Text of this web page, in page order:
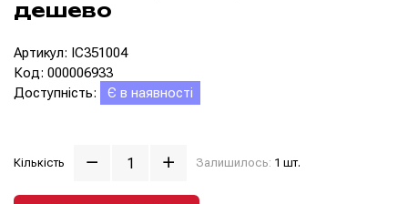
дешево
Артикул: IC351004
Код: 000006933
Доступність:
Є в наявності
Кількість Залишилось: 1 шт.